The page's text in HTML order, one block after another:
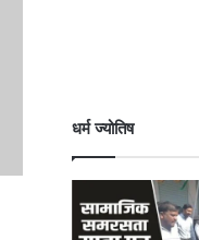
धर्म ज्योतिष